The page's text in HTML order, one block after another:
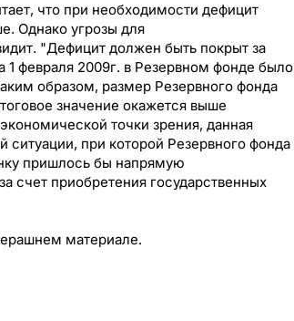
что при необходимости дефицит
Однако угрозы для
"Дефицит должен быть покрыт за
1 февраля 2009г. в Резервном фонде было
образом, размер Резервного фонда
значение окажется выше
точки зрения, данная
ситуации, при которой Резервного фонда
пришлось бы напрямую
счет приобретения государственных
материале.